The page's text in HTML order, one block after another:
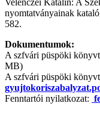
nyomtatványainak
582.
Dokumentumok:
A szfvári püspöki
MB)
A szfvári püspöki
Fenntartói nyilatkozat: